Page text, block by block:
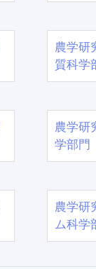
農学
質科学
農学
学部門
農学
ム科学